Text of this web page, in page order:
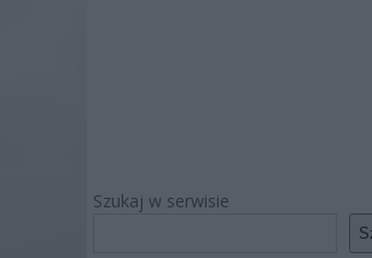
Szukaj w serwisie